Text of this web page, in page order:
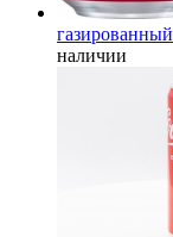
наличии